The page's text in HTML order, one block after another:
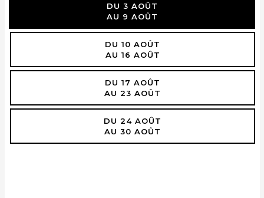
DU 3 AOÛT
AU 9 AOÛT
DU 10 AOÛT
AU 16 AOÛT
DU 17 AOÛT
AU 23 AOÛT
DU 24 AOÛT
AU 30 AOÛT